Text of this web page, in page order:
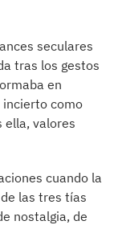
seculares
tras los gestos
en
como
ella, valores
cuando la
las tres tías
nostalgia, de